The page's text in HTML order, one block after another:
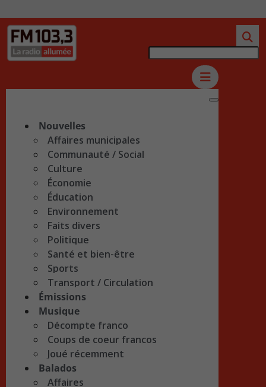
Nouvelles
Affaires municipales
Communauté / Social
Culture
Économie
Éducation
Environnement
Faits divers
Politique
Santé et bien-être
Sports
Transport / Circulation
Émissions
Musique
Décompte franco
Coups de coeur francos
Joué récemment
Balados
Affaires